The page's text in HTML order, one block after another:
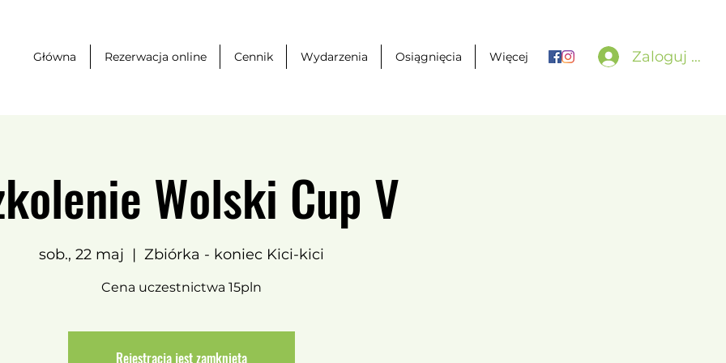
Główna Rezerwacja online Cennik Wydarzenia Osiągnięcia Więcej Zaloguj się
Wolski Cup V
sob., 22 maj
  |
Zbiórka - koniec Kici-kici
Cena uczestnictwa 15pln
Rejestracja jest zamknięta